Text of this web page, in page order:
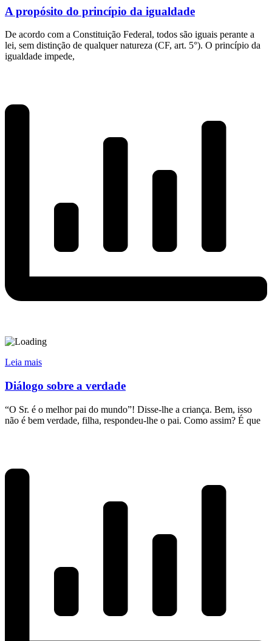
A propósito do princípio da igualdade
De acordo com a Constituição Federal, todos são iguais perante a
lei, sem distinção de qualquer natureza (CF, art. 5°). O princípio da
igualdade impede,
Leia mais
Diálogo sobre a verdade
“O Sr. é o melhor pai do mundo”! Disse-lhe a criança. Bem, isso
não é bem verdade, filha, respondeu-lhe o pai. Como assim? É que